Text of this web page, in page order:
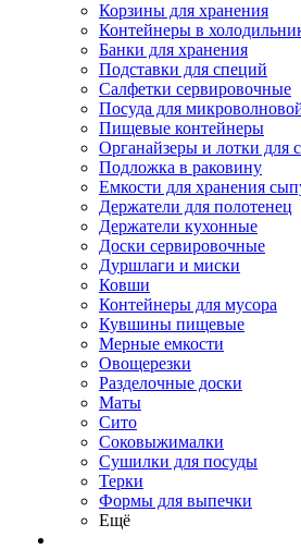
Корзины для хранения
Контейнеры в
Банки для хранения
Подставки для специй
Салфетки сервировочные
Посуда для
Пищевые контейнеры
Органайзеры и лотки для
Подложка в раковину
Емкости для хранения
Держатели для полотенец
Держатели кухонные
Доски сервировочные
Дуршлаги и миски
Ковши
Контейнеры для мусора
Кувшины пищевые
Мерные емкости
Овощерезки
Разделочные доски
Маты
Сито
Соковыжималки
Сушилки для посуды
Терки
Формы для выпечки
Ещё